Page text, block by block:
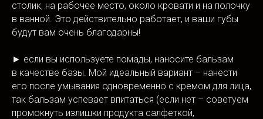
столик, на рабочее место, около кровати и на полочку
в ванной. Это действительно работает, и ваши губы
будут вам очень благодарны!
► если вы используете помады, наносите бальзам
в качестве базы. Мой идеальный вариант – нанести
его после умывания одновременно с кремом для лица,
так бальзам успевает впитаться (если нет – советуем
промокнуть излишки продукта салфеткой,